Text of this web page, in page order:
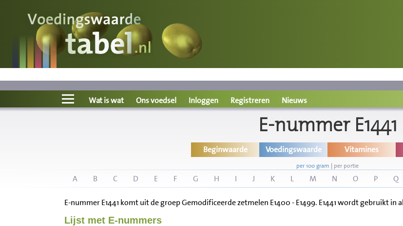
Voedingswaarde
Wat is wat?
Ons voedsel
Registreren
Wat is wat Ons voedsel Inloggen Registreren Nieuws
E-nummer E1441
Beginwaarde Voedingswaarde Vitamines
per 100 gram | per portie
A B C D E F G H I J K L M N O P Q
E-nummer E1441 komt uit de groep Gemodificeerde zetmelen E1400 - E1499. E1441 wordt gebruikt
Lijst met E-nummers